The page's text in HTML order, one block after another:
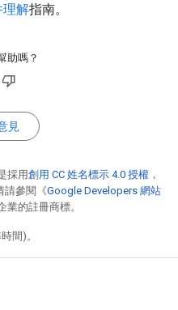
理解指南。
助嗎？
見
採用創用 CC 姓名標示 4.0 授權 ，
請參閱《Google Developers 網站
業的註冊商標。
間)。